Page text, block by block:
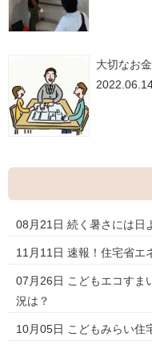
大切なお
08月21日 続く暑さには日
11月11日 速報！住宅省エ
07月26日 こどもエコすま
況は？
10月05日 こどもみらい住